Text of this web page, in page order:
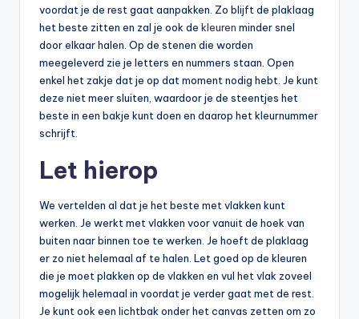
voordat je de rest gaat aanpakken. Zo blijft de plaklaag
het beste zitten en zal je ook de kleuren minder snel
door elkaar halen. Op de stenen die worden
meegeleverd zie je letters en nummers staan. Open
enkel het zakje dat je op dat moment nodig hebt. Je kunt
deze niet meer sluiten, waardoor je de steentjes het
beste in een bakje kunt doen en daarop het kleurnummer
schrijft.
Let hierop
We vertelden al dat je het beste met vlakken kunt
werken. Je werkt met vlakken voor vanuit de hoek van
buiten naar binnen toe te werken. Je hoeft de plaklaag
er zo niet helemaal af te halen. Let goed op de kleuren
die je moet plakken op de vlakken en vul het vlak zoveel
mogelijk helemaal in voordat je verder gaat met de rest.
Je kunt ook een lichtbak onder het canvas zetten om zo